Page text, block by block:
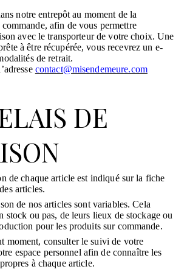
notre entrepôt au moment de la
afin de vous permettre
avec le transporteur de votre choix. Une
à être récupérée, vous recevrez un e-
de retrait.
contact@misendemeure.com
DE
de chaque article est indiqué sur la fiche
articles.
de nos articles sont variables. Cela
stock ou pas, de leurs lieux de stockage ou
pour les produits sur commande.
moment, consulter le suivi de votre
espace personnel afin de connaître les
à chaque article.